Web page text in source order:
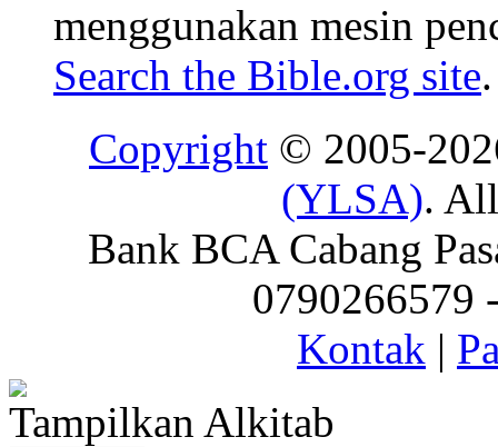
menggunakan mesin
Search the Bible.org site.
Copyright © 2005-
(YLSA).
Bank BCA Cabang
0790266579
Kontak |
Tampilkan Alkitab